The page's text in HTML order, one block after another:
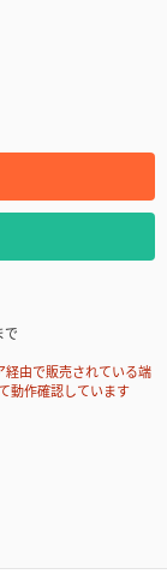
で
由で販売されている端
動作確認しています